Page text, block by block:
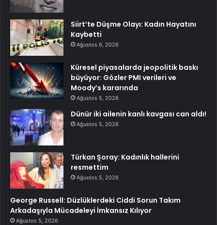
Siirt’te Düşme Olayı: Kadın Hayatını
Kaybetti
Ağustos 6, 2026
Küresel piyasalarda jeopolitik baskı
büyüyor: Gözler PMI verileri ve
Moody’s kararında
Ağustos 5, 2026
Dünür iki ailenin kanlı kavgası can aldı!
Ağustos 5, 2026
Türkan Şoray: Kadınlık hallerini
resmettim
Ağustos 5, 2026
George Russell: Düzlüklerdeki Ciddi Sorun Takım
Arkadaşıyla Mücadeleyi İmkansız Kılıyor
Ağustos 5, 2026